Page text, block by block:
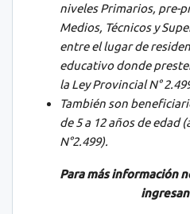
niveles Primarios, pre-
Medios, Técnicos y
entre el lugar de
educativo donde
la Ley Provincial N°
También son
de 5 a 12 años de edad
N°2.499).
Para más información